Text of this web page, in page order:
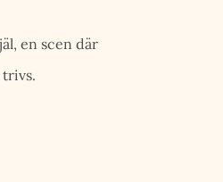
en scen där